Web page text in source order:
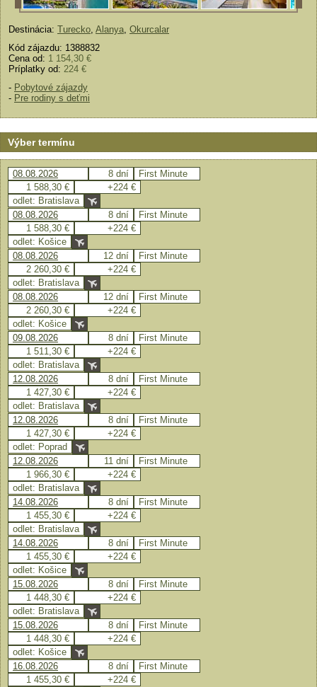
Destinácia: Turecko, Alanya, Okurcalar
Kód zájazdu: 1388832
Cena od: 1 154,30 €
Príplatky od: 224 €
- Pobytové zájazdy
- Pre rodiny s deťmi
Výber termínu
08.08.2026 8 dní
First Minute
1 588,30 €
+224 €
odlet: Bratislava
08.08.2026
8 dní
First Minute
1 588,30 €
+224 €
odlet: Košice
08.08.2026
12 dní
First Minute
2 260,30 €
+224 €
odlet: Bratislava
08.08.2026
12 dní
First Minute
2 260,30 €
+224 €
odlet: Košice
09.08.2026
8 dní
First Minute
1 511,30 €
+224 €
odlet: Bratislava
12.08.2026
8 dní
First Minute
1 427,30 €
+224 €
odlet: Bratislava
12.08.2026
8 dní
First Minute
1 427,30 €
+224 €
odlet: Poprad
12.08.2026
11 dní
First Minute
1 966,30 €
+224 €
odlet: Bratislava
14.08.2026
8 dní
First Minute
1 455,30 €
+224 €
odlet: Bratislava
14.08.2026
8 dní
First Minute
1 455,30 €
+224 €
odlet: Košice
15.08.2026
8 dní
First Minute
1 448,30 €
+224 €
odlet: Bratislava
15.08.2026
8 dní
First Minute
1 448,30 €
+224 €
odlet: Košice
16.08.2026
8 dní
First Minute
1 455,30 €
+224 €